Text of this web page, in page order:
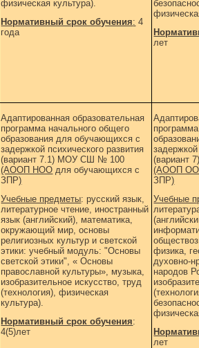
физическая культура).
Нормативный срок обучения: 4
года
лет
Адаптированная образовательная
программа начального общего
образования для обучающихся с
задержкой психического развития
(вариант 7.1) МОУ СШ № 100
(АООП НОО для обучающихся с
ЗПР)
Учебные предметы: русский язык,
литературное чтение, иностранный
язык (английский), математика,
окружающий мир, основы
религиозных культур и светской
этики: учебный модуль: "Основы
светской этики", « Основы
православной культуры», музыка,
изобразительное искусство, труд
(технология), физическая
культура).
Нормативный срок обучения:
4(5)лет
(вариант
(АООП
ЗПР)
Учебные
физика,
духовно-
народов
лет